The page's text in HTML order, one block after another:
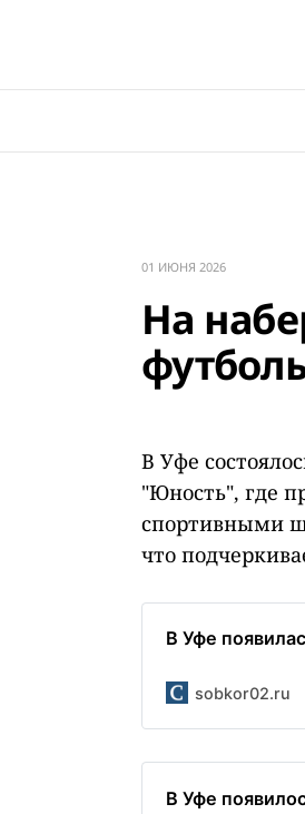
01 ИЮНЯ 2026
На
В Уфе
"Юность", где
спортивными
что
В Уфе
sobkor02.ru
В Уфе